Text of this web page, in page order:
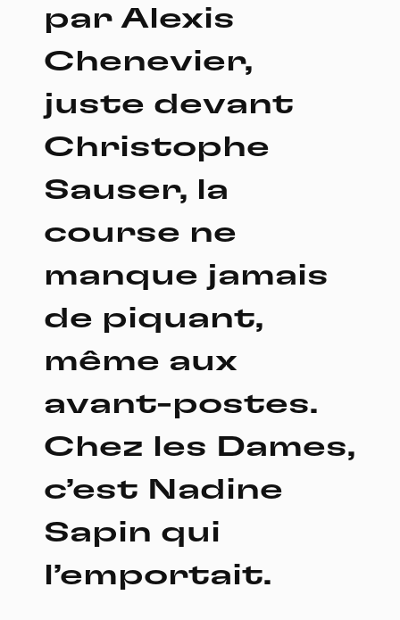
par Alexis
Chenevier,
juste devant
Christophe
Sauser, la
course ne
manque jamais
de piquant,
même aux
avant-postes.
Chez les Dames,
c’est Nadine
Sapin qui
l’emportait.